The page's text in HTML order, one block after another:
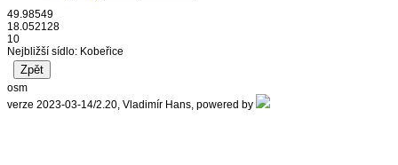
49.98549
18.052128
10
Nejbližší sídlo: Kobeřice
osm
verze 2023-03-14/2.20, Vladimír Hans, powered by